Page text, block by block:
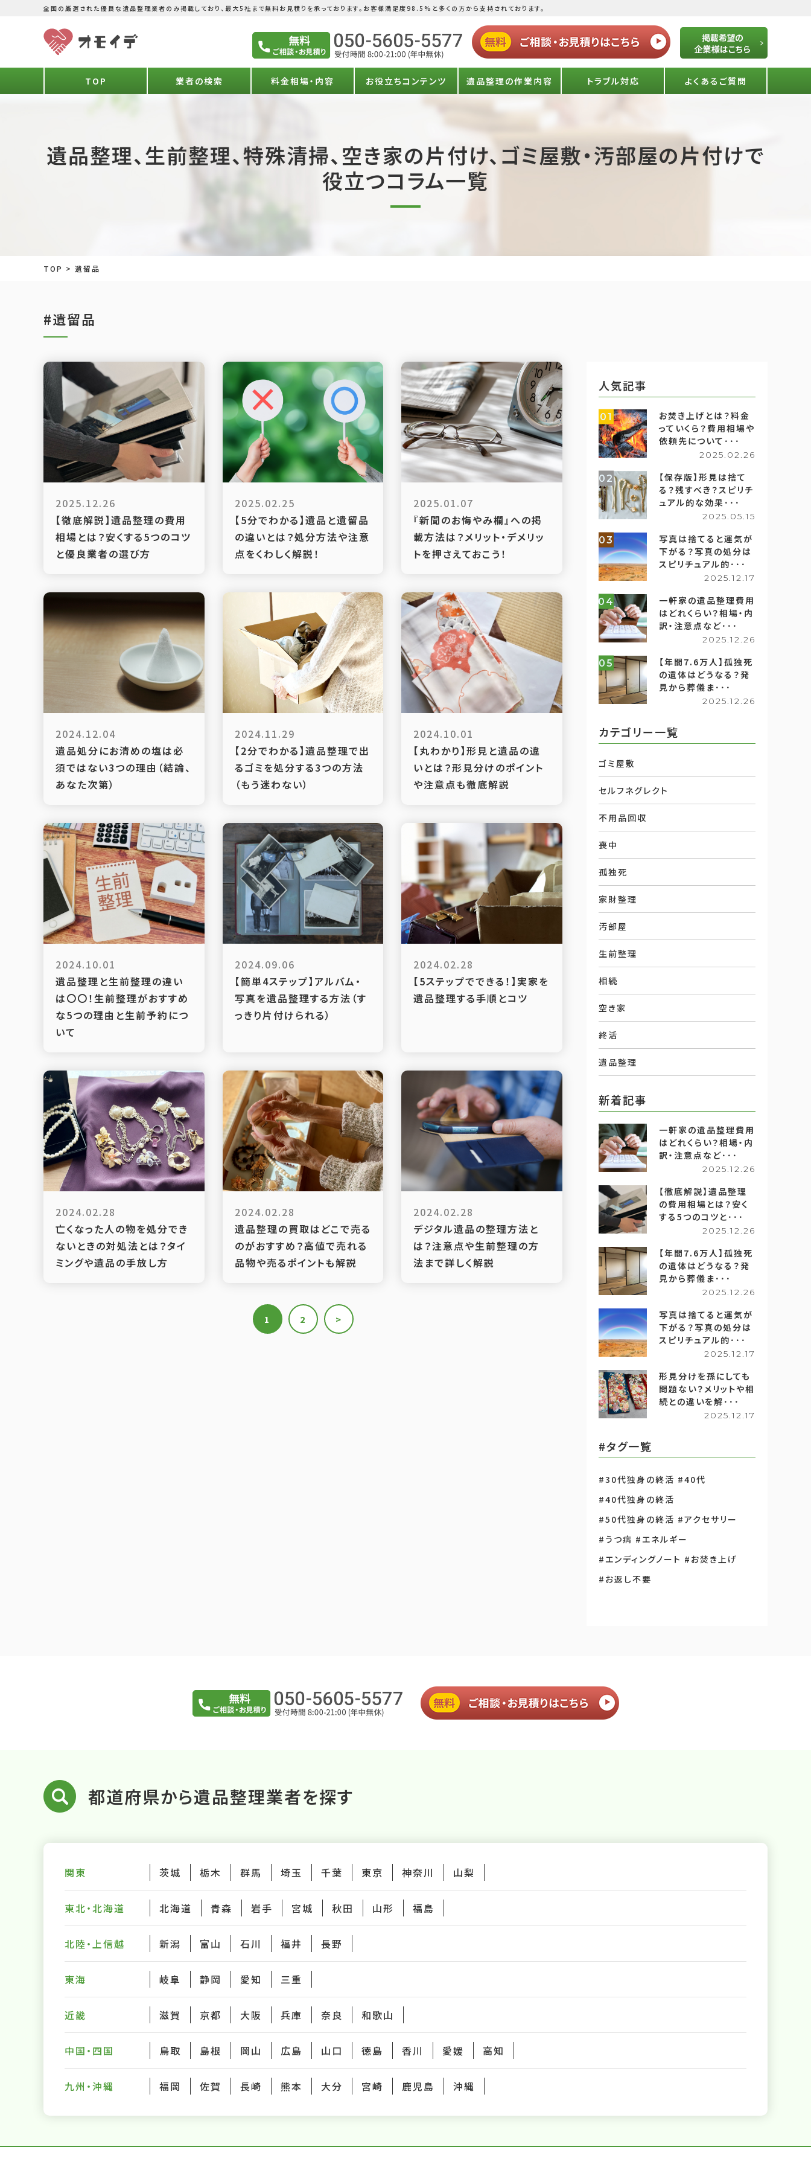
全国の厳選された優良な遺品整理業者のみ掲載しており、最大5社まで無料お見積りを承っております。お客様満足度98.5%と多くの方から支持されております。
TOP 業者の検索 料金相場・内容 お役立ちコンテンツ 遺品整理の作業内容 トラブル対応 よくあるご質問
遺品整理、生前整理、特殊清掃、空き家の片付け、ゴミ屋敷・汚部屋の片付けで
役立つコラム一覧
TOP > 遺留品
#遺留品
2025.12.26
【徹底解説】遺品整理の費用
相場とは？安くする5つのコツ
と優良業者の選び方
2025.02.25
【5分でわかる】遺品と遺留品
の違いとは？処分方法や注意
点をくわしく解説！
2025.01.07
『新聞のお悔やみ欄』への掲
載方法は？メリット・デメリッ
トを押さえておこう！
2024.12.04
遺品処分にお清めの塩は必
須ではない3つの理由（結論、
あなた次第）
2024.11.29
【2分でわかる】遺品整理で出
るゴミを処分する3つの方法
（もう迷わない）
2024.10.01
【丸わかり】形見と遺品の違
いとは？形見分けのポイント
や注意点も徹底解説
2024.10.01
遺品整理と生前整理の違い
は〇〇！生前整理がおすすめ
な5つの理由と生前予約につ
いて
2024.09.06
【簡単4ステップ】アルバム・
写真を遺品整理する方法（す
っきり片付けられる）
2024.02.28
【5ステップでできる！】実家を
遺品整理する手順とコツ
2024.02.28
亡くなった人の物を処分でき
ないときの対処法とは？タイ
ミングや遺品の手放し方
2024.02.28
遺品整理の買取はどこで売る
のがおすすめ？高値で売れる
品物や売るポイントも解説
2024.02.28
デジタル遺品の整理方法と
は？注意点や生前整理の方
法まで詳しく解説
1 2 >
人気記事
01
お焚き上げとは？料金
っていくら？費用相場や
依頼先について･･･
2025.02.26
02
【保存版】形見は捨て
る？残すべき？スピリチ
ュアル的な効果･･･
2025.05.15
03
写真は捨てると運気が
下がる？写真の処分は
スピリチュアル的･･･
2025.12.17
04
一軒家の遺品整理費用
はどれくらい？相場・内
訳・注意点など･･･
2025.12.26
05
【年間7.6万人】孤独死
の遺体はどうなる？発
見から葬儀ま･･･
2025.12.26
カテゴリー一覧
ゴミ屋敷
セルフネグレクト
不用品回収
喪中
孤独死
家財整理
汚部屋
生前整理
相続
空き家
終活
遺品整理
新着記事
一軒家の遺品整理費用
はどれくらい？相場・内
訳・注意点など･･･
2025.12.26
【徹底解説】遺品整理
の費用相場とは？安く
する5つのコツと･･･
2025.12.26
【年間7.6万人】孤独死
の遺体はどうなる？発
見から葬儀ま･･･
2025.12.26
写真は捨てると運気が
下がる？写真の処分は
スピリチュアル的･･･
2025.12.17
形見分けを孫にしても
問題ない？メリットや相
続との違いを解･･･
2025.12.17
#タグ一覧
#30代独身の終活 #40代
#40代独身の終活
#50代独身の終活 #アクセサリー
#うつ病 #エネルギー
#エンディングノート #お焚き上げ
#お返し不要
都道府県から遺品整理業者を探す
関東 茨城 栃木 群馬 埼玉 千葉 東京 神奈川 山梨
東北・北海道 北海道 青森 岩手 宮城 秋田 山形 福島
北陸・上信越 新潟 富山 石川 福井 長野
東海 岐阜 静岡 愛知 三重
近畿 滋賀 京都 大阪 兵庫 奈良 和歌山
中国・四国 鳥取 島根 岡山 広島 山口 徳島 香川 愛媛 高知
九州・沖縄 福岡 佐賀 長崎 熊本 大分 宮崎 鹿児島 沖縄